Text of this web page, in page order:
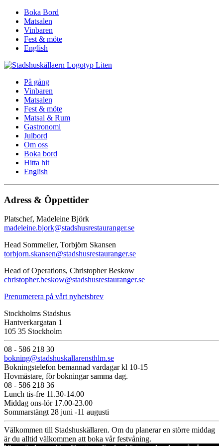
Boka Bord
Matsalen
Vinbaren
Fest & möte
English
På gång
Vinbaren
Matsalen
Fest & möte
Matsal & Rum
Gastronomi
Julbord
Om oss
Boka bord
Hitta hit
English
Adress & Öppettider
Platschef, Madeleine Björk
madeleine.bjork@stadshusrestauranger.se
Head Sommelier, Torbjörn Skansen
torbjorn.skansen@stadshusrestauranger.se
Head of Operations, Christopher Beskow
christopher.beskow@stadshusrestauranger.se
Prenumerera på vårt nyhetsbrev
Stockholms Stadshus
Hantverkargatan 1
105 35 Stockholm
08 - 586 218 30
bokning@stadshuskallarensthlm.se
Bokningstelefon bemannad vardagar kl 10-15
Hovmästare, för bokningar samma dag.
08 - 586 218 36
Lunch tis-fre 11.30-14.00
Middag ons-lör 17.00-23.00
Sommarstängt 28 juni -11 augusti
Välkommen till Stadshuskällaren. Om du planerar en större middag
är du alltid välkommen att boka vår festvåning.